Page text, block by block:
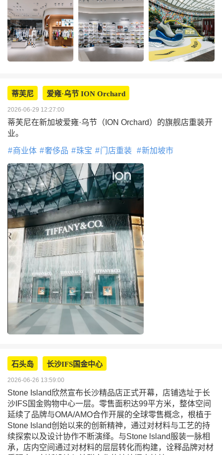
蒂芙尼 爱雍·乌节 ION Orchard
2026-06-29 12:27:00
蒂芙尼在新加坡爱雍·乌节（ION Orchard）的旗舰店重装开
业。
商业体 奢侈品 珠宝 门店重装 新加坡市
石头岛 长沙IFS国金中心
2026-06-26 13:59:00
Stone Island欣然宣布长沙精品店正式开幕，店铺选址于长
沙IFS国金购物中心一层。零售面积达99平方米，整体空间
延续了品牌与OMA/AMO合作开展的全球零售概念，根植于
Stone Island创始以来的创新精神，通过对材料与工艺的持
续探索以及设计协作不断演绎。与Stone lsland服装一脉相
承，店内空间通过对材料的层层转化而构建，诠释品牌对材